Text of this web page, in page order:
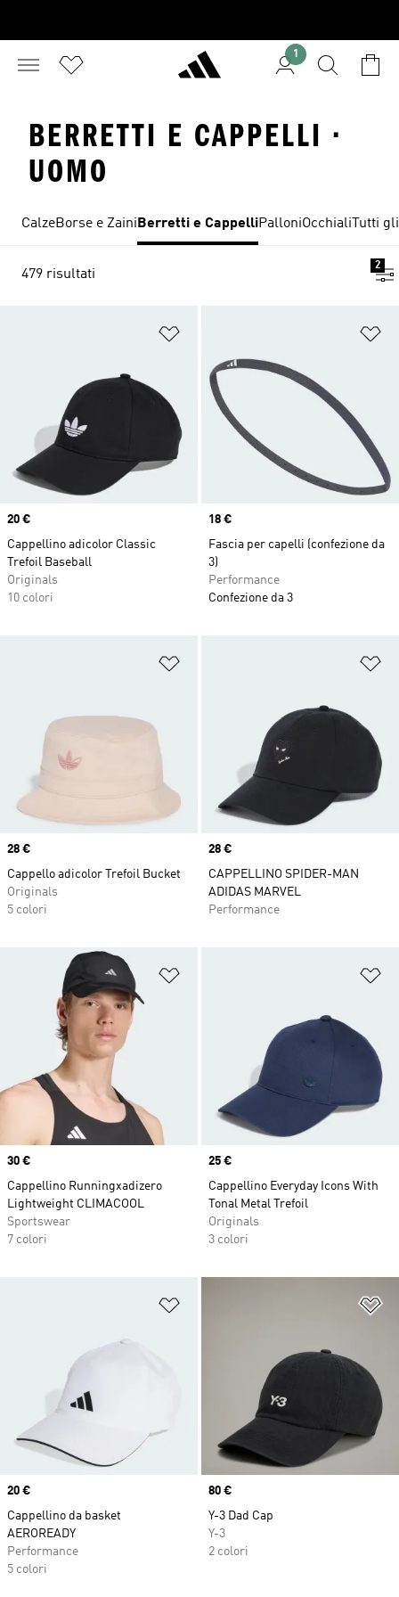
1
BERRETTI E CAPPELLI ·
UOMO
CalzeBorse e Zaini Berretti e CappelliPalloniOcchiali Tutti
479 risultati
2
Aggiungi alla lista dei desideri
Price
20 €
Cappellino adicolor Classic
Trefoil Baseball
Originals
10 colori
Price
18 €
Fascia per capelli (confezione da
3)
Performance
Confezione da 3
Aggiungi alla lista dei desideri
Price
28 €
Cappello adicolor Trefoil Bucket
Originals
5 colori
Price
28 €
CAPPELLINO SPIDER-MAN
ADIDAS MARVEL
Performance
Aggiungi alla lista dei desideri
Price
30 €
Cappellino Runningxadizero
Lightweight CLIMACOOL
Sportswear
7 colori
Price
25 €
Cappellino Everyday Icons With
Tonal Metal Trefoil
Originals
3 colori
Aggiungi alla lista dei desideri
Price
20 €
Cappellino da basket
AEROREADY
Performance
5 colori
Price
80 €
Y-3 Dad Cap
Y-3
2 colori